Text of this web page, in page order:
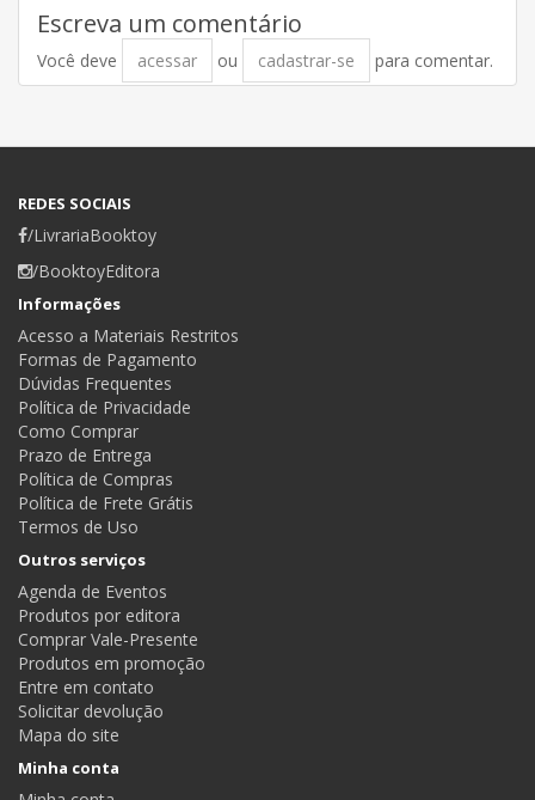
Escreva um comentário
Você deve acessar ou cadastrar-se para comentar.
REDES SOCIAIS
/LivrariaBooktoy
/BooktoyEditora
Informações
Acesso a Materiais Restritos
Formas de Pagamento
Dúvidas Frequentes
Política de Privacidade
Como Comprar
Prazo de Entrega
Política de Compras
Política de Frete Grátis
Termos de Uso
Outros serviços
Agenda de Eventos
Produtos por editora
Comprar Vale-Presente
Produtos em promoção
Entre em contato
Solicitar devolução
Mapa do site
Minha conta